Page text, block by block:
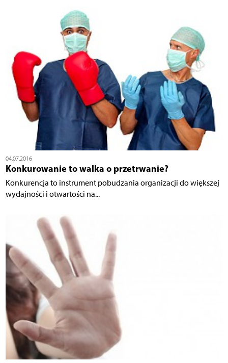
04.07.2016
Konkurowanie to walka o przetrwanie?
Konkurencja to instrument pobudzania organizacji do większej
wydajności i otwartości na...